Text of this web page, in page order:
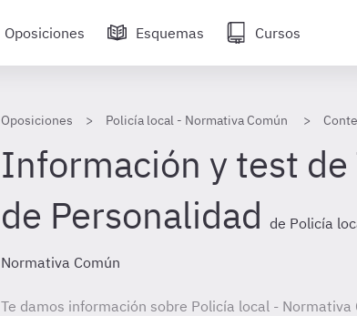
Oposiciones Esquemas Cursos
Oposiciones Policía local - Normativa Común
Información y test de
de Personalidad de Policía
Normativa Común
Te damos información sobre Policía local - Normativa